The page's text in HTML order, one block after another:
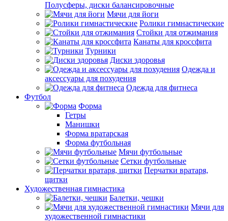
Полусферы, диски балансировочные
Мячи для йоги
Ролики гимнастические
Стойки для отжимания
Канаты для кроссфита
Турники
Диски здоровья
Одежда и
аксессуары для похудения
Одежда для фитнеса
Футбол
Форма
Гетры
Манишки
Форма вратарская
Форма футбольная
Мячи футбольные
Сетки футбольные
Перчатки вратаря,
щитки
Художественная гимнастика
Балетки, чешки
Мячи для
художественной гимнастики